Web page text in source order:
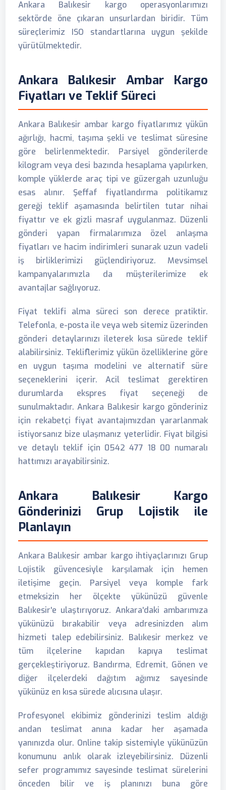
Ankara Balıkesir kargo operasyonlarımızı
sektörde öne çıkaran unsurlardan biridir. Tüm
süreçlerimiz ISO standartlarına uygun şekilde
yürütülmektedir.
Ankara Balıkesir Ambar Kargo
Fiyatları ve Teklif Süreci
Ankara Balıkesir ambar kargo fiyatlarımız yükün
ağırlığı, hacmi, taşıma şekli ve teslimat süresine
göre belirlenmektedir. Parsiyel gönderilerde
kilogram veya desi bazında hesaplama yapılırken,
komple yüklerde araç tipi ve güzergah uzunluğu
esas alınır. Şeffaf fiyatlandırma politikamız
gereği teklif aşamasında belirtilen tutar nihai
fiyattır ve ek gizli masraf uygulanmaz. Düzenli
gönderi yapan firmalarımıza özel anlaşma
fiyatları ve hacim indirimleri sunarak uzun vadeli
iş birliklerimizi güçlendiriyoruz. Mevsimsel
kampanyalarımızla da müşterilerimize ek
avantajlar sağlıyoruz.
Fiyat teklifi alma süreci son derece pratiktir.
Telefonla, e-posta ile veya web sitemiz üzerinden
gönderi detaylarınızı ileterek kısa sürede teklif
alabilirsiniz. Tekliflerimiz yükün özelliklerine göre
en uygun taşıma modelini ve alternatif süre
seçeneklerini içerir. Acil teslimat gerektiren
durumlarda ekspres fiyat seçeneği de
sunulmaktadır. Ankara Balıkesir kargo gönderiniz
için rekabetçi fiyat avantajımızdan yararlanmak
istiyorsanız bize ulaşmanız yeterlidir. Fiyat bilgisi
ve detaylı teklif için 0542 477 18 00 numaralı
hattımızı arayabilirsiniz.
Ankara Balıkesir Kargo
Gönderinizi Grup Lojistik ile
Planlayın
Ankara Balıkesir ambar kargo ihtiyaçlarınızı Grup
Lojistik güvencesiyle karşılamak için hemen
iletişime geçin. Parsiyel veya komple fark
etmeksizin her ölçekte yükünüzü güvenle
Balıkesir'e ulaştırıyoruz. Ankara'daki ambarımıza
yükünüzü bırakabilir veya adresinizden alım
hizmeti talep edebilirsiniz. Balıkesir merkez ve
tüm ilçelerine kapıdan kapıya teslimat
gerçekleştiriyoruz. Bandırma, Edremit, Gönen ve
diğer ilçelerdeki dağıtım ağımız sayesinde
yükünüz en kısa sürede alıcısına ulaşır.
Profesyonel ekibimiz gönderinizi teslim aldığı
andan teslimat anına kadar her aşamada
yanınızda olur. Online takip sistemiyle yükünüzün
konumunu anlık olarak izleyebilirsiniz. Düzenli
sefer programımız sayesinde teslimat sürelerini
önceden bilir ve iş planınızı buna göre